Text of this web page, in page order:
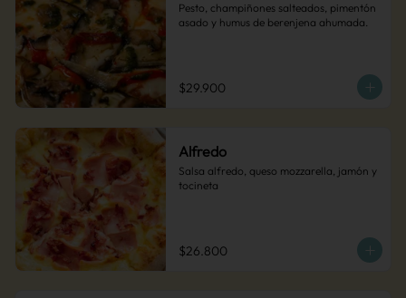
Pesto, champiñones salteados, pimentón
asado y humus de berenjena ahumada.
$29.900
Alfredo
Salsa alfredo, queso mozzarella, jamón y
tocineta
$26.800